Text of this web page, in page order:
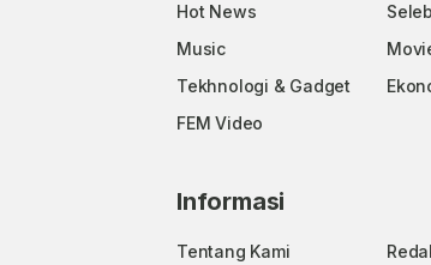
Hot News
Music
Tekhnologi & Gadget
FEM Video
Informasi
Tentang Kami